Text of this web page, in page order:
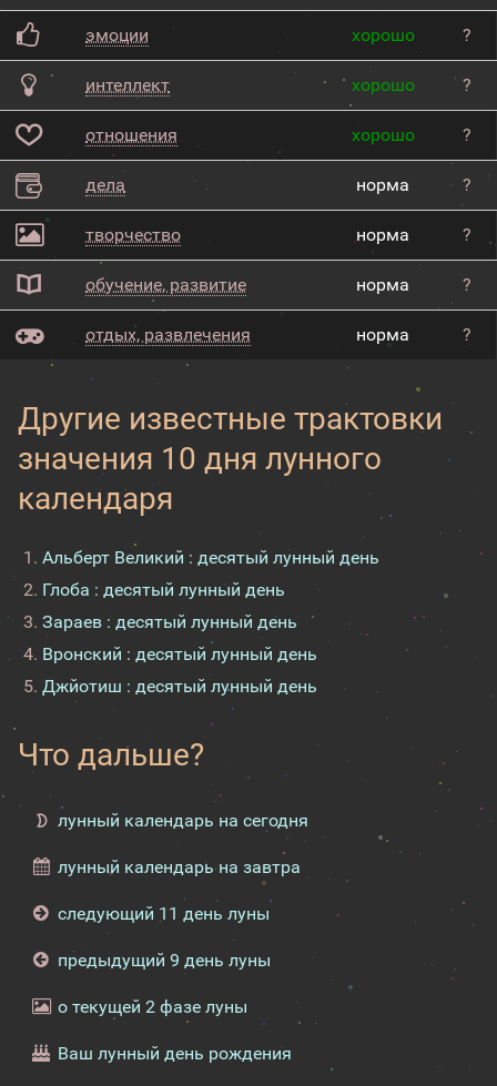
эмоции хорошо ?
интеллект хорошо ?
отношения хорошо ?
дела норма ?
творчество норма ?
обучение, развитие норма ?
отдых, развлечения норма ?
Другие известные трактовки
значения 10 дня лунного
календаря
Альберт Великий : десятый лунный день
Глоба : десятый лунный день
Зараев : десятый лунный день
Вронский : десятый лунный день
Джйотиш : десятый лунный день
Что дальше?
лунный календарь на сегодня
лунный календарь на завтра
следующий 11 день луны
предыдущий 9 день луны
о текущей 2 фазе луны
Ваш лунный день рождения